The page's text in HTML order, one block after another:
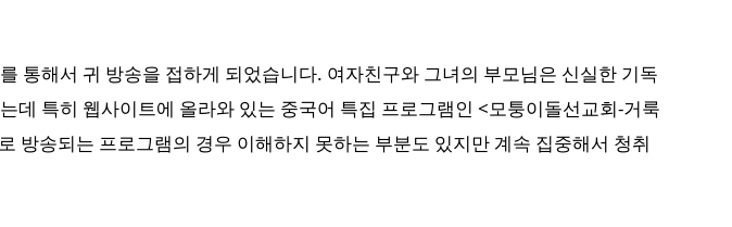
통해서 귀 방송을 접하게 되었습니다. 여자친구와 그녀의 부모님은 신실한 기독
특히 웹사이트에 올라와 있는 중국어 특집 프로그램인 <모퉁이돌선교회-거룩
방송되는 프로그램의 경우 이해하지 못하는 부분도 있지만 계속 집중해서 청취